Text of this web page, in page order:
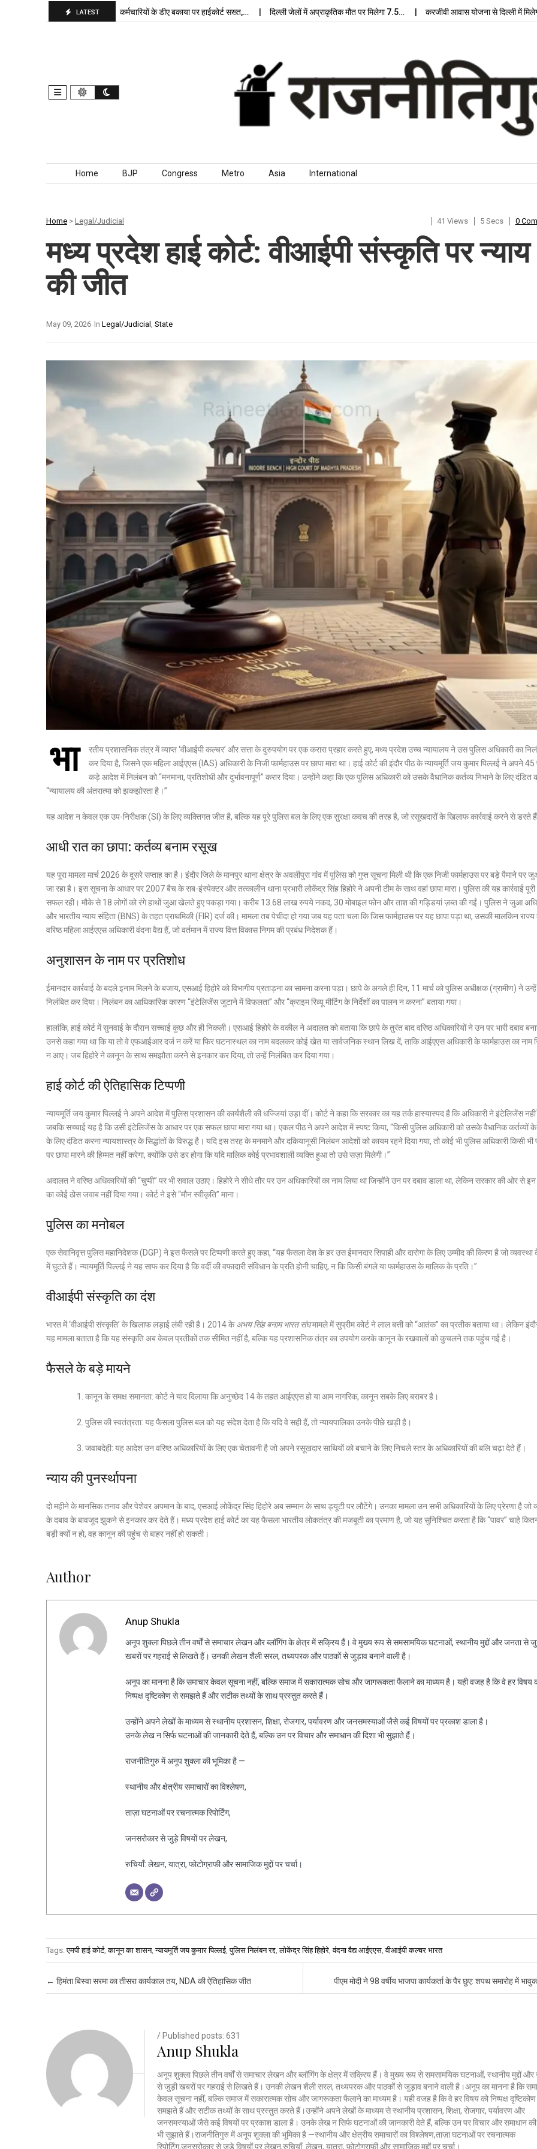
LATEST
पंजाब कर्मचारियों के डीए बकाया पर हाईकोर्ट सख्त,… दिल्ली जेलों में अप्राकृतिक मौत पर मिलेगा 7.5… करजीवी आवास योजना से दिल्ली में मिलेगा
Skip to content
Home BJP Congress Metro Asia International
Home > Legal/Judicial 41 Views 5 Secs 0
मध्य प्रदेश हाई कोर्ट: वीआईपी संस्कृति पर न्याय
की जीत
In Legal/Judicial State
May 09, 2026
भा
रतीय प्रशासनिक तंत्र में व्याप्त ‘वीआईपी कल्चर’ और सत्ता के दुरुपयोग पर एक करारा प्रहार करते हुए, मध्य प्रदेश उच्च न्यायालय ने उस पुलिस अधिकारी का
कर दिया है, जिसने एक महिला आईएएस (IAS) अधिकारी के निजी फार्महाउस पर छापा मारा था। हाई कोर्ट की इंदौर पीठ के न्यायमूर्ति जय कुमार पिल्लई ने अपने 45
कड़े आदेश में निलंबन को “मनमाना, प्रतिशोधी और दुर्भावनापूर्ण” करार दिया। उन्होंने कहा कि एक पुलिस अधिकारी को उसके वैधानिक कर्तव्य निभाने के लिए दंडित
“न्यायालय की अंतरात्मा को झकझोरता है।”
यह आदेश न केवल एक उप-निरीक्षक (SI) के लिए व्यक्तिगत जीत है, बल्कि यह पूरे पुलिस बल के लिए एक सुरक्षा कवच की तरह है, जो रसूखदारों के खिलाफ कार्रवाई करने से डरते
आधी रात का छापा: कर्तव्य बनाम रसूख
यह पूरा मामला मार्च 2026 के दूसरे सप्ताह का है। इंदौर जिले के मानपुर थाना क्षेत्र के अवलीपुरा गांव में पुलिस को गुप्त सूचना मिली थी कि एक निजी फार्महाउस पर बड़े पैमाने पर
जा रहा है। इस सूचना के आधार पर 2007 बैच के सब-इंस्पेक्टर और तत्कालीन थाना प्रभारी लोकेंद्र सिंह हिहोरे ने अपनी टीम के साथ वहां छापा मारा। पुलिस की यह कार्रवाई
सफल रही। मौके से 18 लोगों को रंगे हाथों जुआ खेलते हुए पकड़ा गया। करीब 13.68 लाख रुपये नकद, 30 मोबाइल फोन और ताश की गड्डियां ज़ब्त की गईं। पुलिस ने जुआ
और भारतीय न्याय संहिता (BNS) के तहत प्राथमिकी (FIR) दर्ज की। मामला तब पेचीदा हो गया जब यह पता चला कि जिस फार्महाउस पर यह छापा पड़ा था, उसकी मालकिन
वरिष्ठ महिला आईएएस अधिकारी वंदना वैद्य हैं, जो वर्तमान में राज्य वित्त विकास निगम की प्रबंध निदेशक हैं।
अनुशासन के नाम पर प्रतिशोध
ईमानदार कार्रवाई के बदले इनाम मिलने के बजाय, एसआई हिहोरे को विभागीय प्रताड़ना का सामना करना पड़ा। छापे के अगले ही दिन, 11 मार्च को पुलिस अधीक्षक (ग्रामीण) ने उन्हें
निलंबित कर दिया। निलंबन का आधिकारिक कारण “इंटेलिजेंस जुटाने में विफलता” और “क्राइम रिव्यू मीटिंग के निर्देशों का पालन न करना” बताया गया।
हालांकि, हाई कोर्ट में सुनवाई के दौरान सच्चाई कुछ और ही निकली। एसआई हिहोरे के वकील ने अदालत को बताया कि छापे के तुरंत बाद वरिष्ठ अधिकारियों ने उन पर भारी दबाव
उनसे कहा गया था कि या तो वे एफआईआर दर्ज न करें या फिर घटनास्थल का नाम बदलकर कोई खेत या सार्वजनिक स्थान लिख दें, ताकि आईएएस अधिकारी के फार्महाउस का नाम
न आए। जब हिहोरे ने कानून के साथ समझौता करने से इनकार कर दिया, तो उन्हें निलंबित कर दिया गया।
हाई कोर्ट की ऐतिहासिक टिप्पणी
न्यायमूर्ति जय कुमार पिल्लई ने अपने आदेश में पुलिस प्रशासन की कार्यशैली की धज्जियां उड़ा दीं। कोर्ट ने कहा कि सरकार का यह तर्क हास्यास्पद है कि अधिकारी ने इंटेलिजेंस
जबकि सच्चाई यह है कि उसी इंटेलिजेंस के आधार पर एक सफल छापा मारा गया था। एकल पीठ ने अपने आदेश में स्पष्ट किया, “किसी पुलिस अधिकारी को उसके वैधानिक कर्तव्यों
के लिए दंडित करना न्यायशास्त्र के सिद्धांतों के विरुद्ध है। यदि इस तरह के मनमाने और दकियानूसी निलंबन आदेशों को कायम रहने दिया गया, तो कोई भी पुलिस अधिकारी किसी भी
पर छापा मारने की हिम्मत नहीं करेगा, क्योंकि उसे डर होगा कि यदि मालिक कोई प्रभावशाली व्यक्ति हुआ तो उसे सज़ा मिलेगी।”
अदालत ने वरिष्ठ अधिकारियों की “चुप्पी” पर भी सवाल उठाए। हिहोरे ने सीधे तौर पर उन अधिकारियों का नाम लिया था जिन्होंने उन पर दबाव डाला था, लेकिन सरकार की ओर से
का कोई ठोस जवाब नहीं दिया गया। कोर्ट ने इसे “मौन स्वीकृति” माना।
पुलिस का मनोबल
एक सेवानिवृत्त पुलिस महानिदेशक (DGP) ने इस फैसले पर टिप्पणी करते हुए कहा, “यह फैसला देश के हर उस ईमानदार सिपाही और दारोगा के लिए उम्मीद की किरण है जो व्यवस्था
में घुटते हैं। न्यायमूर्ति पिल्लई ने यह साफ कर दिया है कि वर्दी की वफादारी संविधान के प्रति होनी चाहिए, न कि किसी बंगले या फार्महाउस के मालिक के प्रति।”
वीआईपी संस्कृति का दंश
भारत में ‘वीआईपी संस्कृति’ के खिलाफ लड़ाई लंबी रही है। 2014 केअभय सिंह बनाम भारत संघमामले में सुप्रीम कोर्ट ने लाल बत्ती को “आतंक” का प्रतीक बताया था। लेकिन
यह मामला बताता है कि यह संस्कृति अब केवल प्रतीकों तक सीमित नहीं है, बल्कि यह प्रशासनिक तंत्र का उपयोग करके कानून के रखवालों को कुचलने तक पहुंच गई है।
फैसले के बड़े मायने
कानून के समक्ष समानता: कोर्ट ने याद दिलाया कि अनुच्छेद 14 के तहत आईएएस हो या आम नागरिक, कानून सबके लिए बराबर है।
पुलिस की स्वतंत्रता: यह फैसला पुलिस बल को यह संदेश देता है कि यदि वे सही हैं, तो न्यायपालिका उनके पीछे खड़ी है।
जवाबदेही: यह आदेश उन वरिष्ठ अधिकारियों के लिए एक चेतावनी है जो अपने रसूखदार साथियों को बचाने के लिए निचले स्तर के अधिकारियों की बलि चढ़ा देते हैं।
न्याय की पुनर्स्थापना
दो महीने के मानसिक तनाव और पेशेवर अपमान के बाद, एसआई लोकेंद्र सिंह हिहोरे अब सम्मान के साथ ड्यूटी पर लौटेंगे। उनका मामला उन सभी अधिकारियों के लिए प्रेरणा है जो
के दबाव के बावजूद झुकने से इनकार कर देते हैं। मध्य प्रदेश हाई कोर्ट का यह फैसला भारतीय लोकतंत्र की मजबूती का प्रमाण है, जो यह सुनिश्चित करता है कि “पावर” चाहे
बड़ी क्यों न हो, वह कानून की पहुंच से बाहर नहीं हो सकती।
Author
Anup Shukla
अनूप शुक्ला पिछले तीन वर्षों से समाचार लेखन और ब्लॉगिंग के क्षेत्र में सक्रिय हैं। वे मुख्य रूप से समसामयिक घटनाओं, स्थानीय मुद्दों और जनता से
खबरों पर गहराई से लिखते हैं। उनकी लेखन शैली सरल, तथ्यपरक और पाठकों से जुड़ाव बनाने वाली है।
अनूप का मानना है कि समाचार केवल सूचना नहीं, बल्कि समाज में सकारात्मक सोच और जागरूकता फैलाने का माध्यम है। यही वजह है कि वे हर विषय
निष्पक्ष दृष्टिकोण से समझते हैं और सटीक तथ्यों के साथ प्रस्तुत करते हैं।
उन्होंने अपने लेखों के माध्यम से स्थानीय प्रशासन, शिक्षा, रोजगार, पर्यावरण और जनसमस्याओं जैसे कई विषयों पर प्रकाश डाला है।
उनके लेख न सिर्फ घटनाओं की जानकारी देते हैं, बल्कि उन पर विचार और समाधान की दिशा भी सुझाते हैं।
राजनीतिगुरु में अनूप शुक्ला की भूमिका है —
स्थानीय और क्षेत्रीय समाचारों का विश्लेषण,
ताज़ा घटनाओं पर रचनात्मक रिपोर्टिंग,
जनसरोकार से जुड़े विषयों पर लेखन,
रुचियाँ: लेखन, यात्रा, फोटोग्राफी और सामाजिक मुद्दों पर चर्चा।
Tags:एमपी हाई कोर्ट,कानून का शासन,न्यायमूर्ति जय कुमार पिल्लई,पुलिस निलंबन रद्द,लोकेंद्र सिंह हिहोरे,वंदना वैद्य आईएएस,वीआईपी कल्चर भारत
Post navigation
← हिमंता बिस्वा सरमा का तीसरा कार्यकाल तय, NDA की ऐतिहासिक जीत पीएम मोदी ने 98 वर्षीय भाजपा कार्यकर्ता के पैर छुए: शपथ समारोह में
/ Published posts: 631
Anup Shukla
अनूप शुक्ला पिछले तीन वर्षों से समाचार लेखन और ब्लॉगिंग के क्षेत्र में सक्रिय हैं। वे मुख्य रूप से समसामयिक घटनाओं, स्थानीय मुद्दों और
से जुड़ी खबरों पर गहराई से लिखते हैं। उनकी लेखन शैली सरल, तथ्यपरक और पाठकों से जुड़ाव बनाने वाली है।अनूप का मानना है कि
केवल सूचना नहीं, बल्कि समाज में सकारात्मक सोच और जागरूकता फैलाने का माध्यम है। यही वजह है कि वे हर विषय को निष्पक्ष
समझते हैं और सटीक तथ्यों के साथ प्रस्तुत करते हैं।उन्होंने अपने लेखों के माध्यम से स्थानीय प्रशासन, शिक्षा, रोजगार, पर्यावरण और
जनसमस्याओं जैसे कई विषयों पर प्रकाश डाला है। उनके लेख न सिर्फ घटनाओं की जानकारी देते हैं, बल्कि उन पर विचार और समाधान की
भी सुझाते हैं।राजनीतिगुरु में अनूप शुक्ला की भूमिका है —स्थानीय और क्षेत्रीय समाचारों का विश्लेषण,ताज़ा घटनाओं पर रचनात्मक
रिपोर्टिंग,जनसरोकार से जुड़े विषयों पर लेखन,रुचियाँ: लेखन, यात्रा, फोटोग्राफी और सामाजिक मुद्दों पर चर्चा।